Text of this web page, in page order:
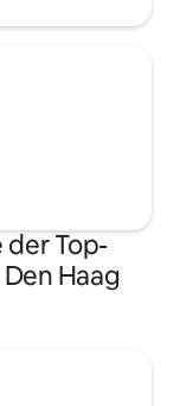
der Top-
Haag